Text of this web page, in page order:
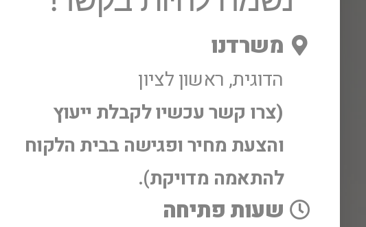
משרדנו
הדוגית, ראשון לציון
(צרו קשר עכשיו לקבלת ייעוץ
והצעת מחיר ופגישה בבית הלקוח
להתאמה מדויקת).
שעות פתיחה